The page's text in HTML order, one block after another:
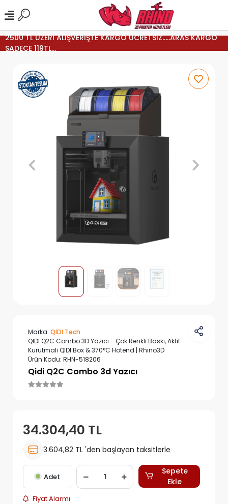
2500 TL ÜZERİ ALIŞVERİŞTE KARGO ÜCRETSİZ.....ARAS KARGO
SADECE 119TL...
Marka: QIDI Tech
QIDI Q2C Combo 3D Yazıcı - Çok Renkli Baskı, Aktif
Kurutmalı QIDI Box & 370°C Hotend | Rhino3D
Ürün Kodu: RHN-518206
Qidi Q2C Combo 3d Yazıcı
34.304,40 TL
3.604,82 TL 'den başlayan taksitlerle
Adet
Sepete
Ekle
Fiyat Alarmı